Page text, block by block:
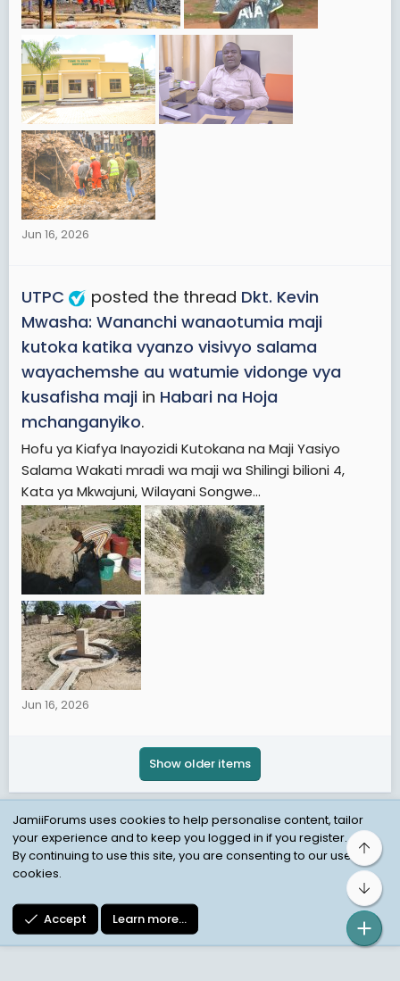
Jun 16, 2026
UTPC posted the thread Dkt. Kevin
Mwasha: Wananchi wanaotumia maji
kutoka katika vyanzo visivyo salama
wayachemshe au watumie vidonge vya
kusafisha maji in Habari na Hoja
mchanganyiko.
Hofu ya Kiafya Inayozidi Kutokana na Maji Yasiyo
Salama Wakati mradi wa maji wa Shilingi bilioni 4,
Kata ya Mkwajuni, Wilayani Songwe...
Jun 16, 2026
Show older items
Child Protection Policy
Personal Data Protection
JamiiForums uses cookies to help personalise content, tailor
your experience and to keep you logged in if you register.
By continuing to use this site, you are consenting to our use of
cookies.
Accept Learn more…
Top